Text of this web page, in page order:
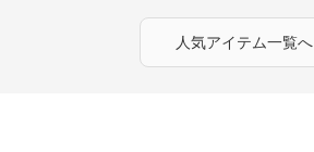
OKで華奢さんも安心
人気アイテム一覧へ